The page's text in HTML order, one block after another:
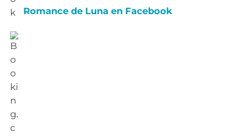
Romance de Luna en Facebook